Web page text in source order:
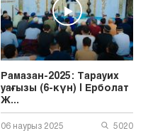
Рамазан-2025: Тарауих
уағызы (6-күн) | Ерболат
Ж...
06 наурыз 2025 5020